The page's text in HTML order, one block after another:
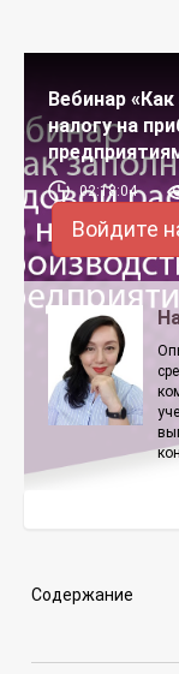
Вебинар
налогу на
02:18:04
Войдите
Содержание